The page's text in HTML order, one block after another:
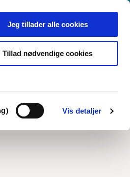
Vis detaljer
Jeg tillader alle cookies
Tillad nødvendige cookies